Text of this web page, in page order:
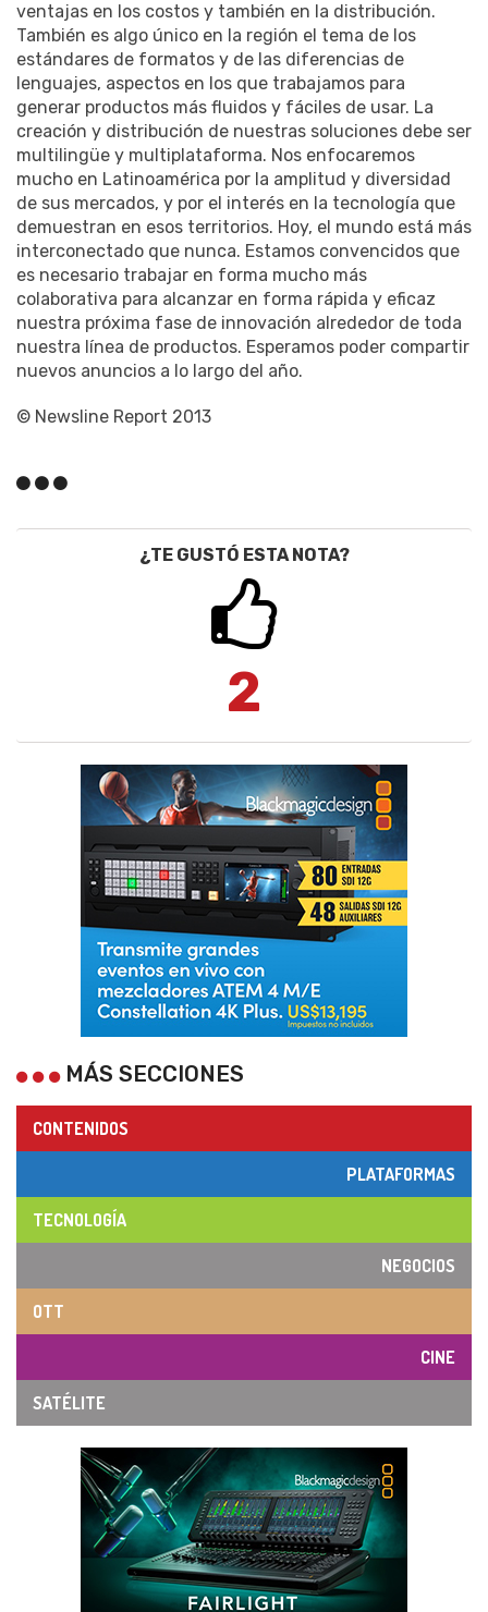
ventajas en los costos y también en la distribución.
También es algo único en la región el tema de los
estándares de formatos y de las diferencias de
lenguajes, aspectos en los que trabajamos para
generar productos más fluidos y fáciles de usar. La
creación y distribución de nuestras soluciones debe ser
multilingüe y multiplataforma. Nos enfocaremos
mucho en Latinoamérica por la amplitud y diversidad
de sus mercados, y por el interés en la tecnología que
demuestran en esos territorios. Hoy, el mundo está más
interconectado que nunca. Estamos convencidos que
es necesario trabajar en forma mucho más
colaborativa para alcanzar en forma rápida y eficaz
nuestra próxima fase de innovación alrededor de toda
nuestra línea de productos. Esperamos poder compartir
nuevos anuncios a lo largo del año.
© Newsline Report 2013
¿TE GUSTÓ ESTA NOTA?
2
MÁS SECCIONES
CONTENIDOS
PLATAFORMAS
TECNOLOGÍA
NEGOCIOS
OTT
CINE
SATÉLITE